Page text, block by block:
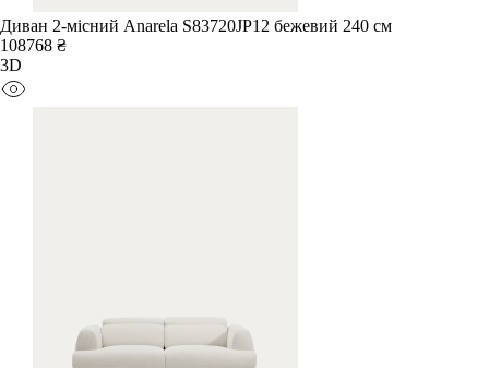
Диван 2-місний Anarela S83720JP12 бежевий 240 см
108768 ₴
3D